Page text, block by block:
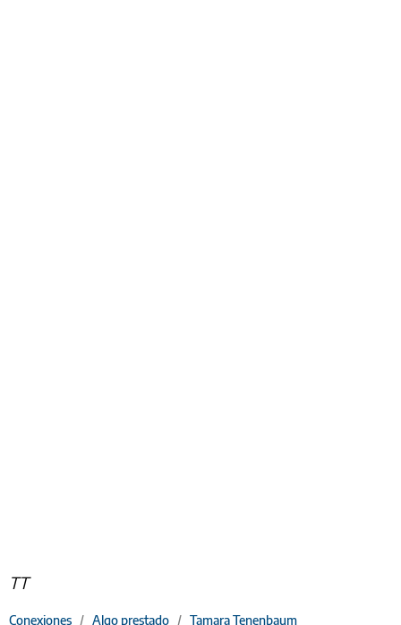
TT
Conexiones / Algo prestado / Tamara Tenenbaum